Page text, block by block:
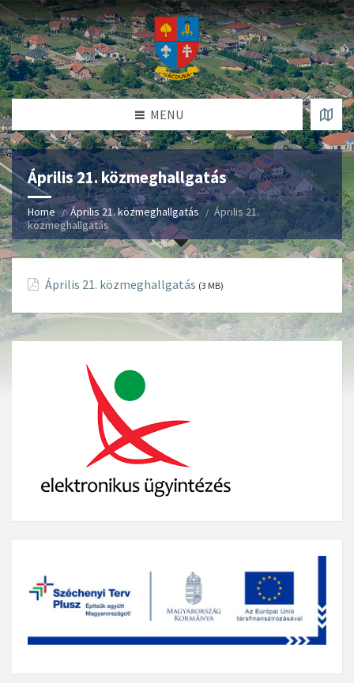
MENU
Április 21. közmeghallgatás
Home Április 21. közmeghallgatás
Április 21.
közmeghallgatás
Április 21. közmeghallgatás (3 MB)